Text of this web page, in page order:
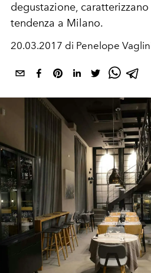
degustazione,
tendenza a Milano.
20.03.2017 di Penelope